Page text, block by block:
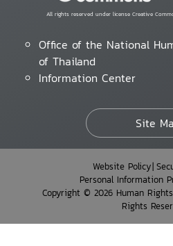
All rights reserved under license Creative
Office of the National
of Thailand
Information Center
Site
Website Policy
Personal Information
Copyright © 2026 Human
Rights